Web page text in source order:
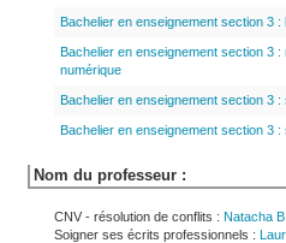
Bachelier en enseignement section 3 :
Bachelier en enseignement section 3
numérique
Bachelier en enseignement section 3 :
Bachelier en enseignement section 3
Nom du professeur :
CNV - résolution de conflits : Natacha
Soigner ses écrits professionnels :